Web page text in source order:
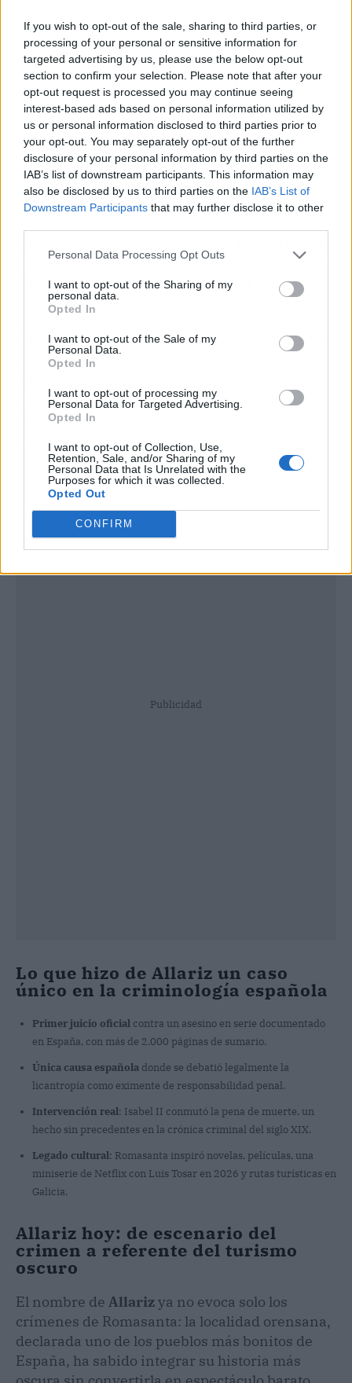
If you wish to opt-out of the sale, sharing to third parties, or
processing of your personal or sensitive information for
targeted advertising by us, please use the below opt-out
section to confirm your selection. Please note that after your
opt-out request is processed you may continue seeing
interest-based ads based on personal information utilized by
us or personal information disclosed to third parties prior to
your opt-out. You may separately opt-out of the further
disclosure of your personal information by third parties on the
IAB’s list of downstream participants. This information may
also be disclosed by us to third parties on the IAB’s List of
Downstream Participants that may further disclose it to other
Personal Data Processing Opt Outs
I want to opt-out of the Sharing of my
personal data.
Opted In
I want to opt-out of the Sale of my
Personal Data.
Opted In
I want to opt-out of processing my
Personal Data for Targeted Advertising.
Opted In
I want to opt-out of Collection, Use,
Retention, Sale, and/or Sharing of my
Personal Data that Is Unrelated with the
Purposes for which it was collected.
Opted Out
CONFIRM
animal. La intervención de Mr. Philips —y la
decisión de Isabel II de permitir su estudio—
estableció un precedente inesperado: el
sistema judicial español reconoció, aunque
fuera implícitamente, que el estado mental de
Romasantamerecía investigación científica
antes que ejecución.
El sacamantecas como mito y como
realidad
roba la grasa de los niños— existía en el folclore
gallego mucho antes deRomasanta
, pero su
caso la ancló para siempre en un nombre real.
Los investigadores modernos señalan que
Romasanta probablemente fabricaba jabón con
grasa de sus víctimas, lo que convirtió una
aterrador que los padres lo usaron durante
generaciones para asustar a sus hijos en toda la
Península.
Publicidad
Lo que hizo de Allariz un caso
único en la criminología española
Primer juicio oficial contra un asesino en serie documentado
en España, con más de 2.000 páginas de sumario.
Única causa española donde se debatió legalmente la
licantropía como eximente de responsabilidad penal.
Intervención real: Isabel II conmutó la pena de muerte, un
hecho sin precedentes en la crónica criminal del siglo XIX.
Legado cultural: Romasanta inspiró novelas, películas, una
miniserie de Netflix con Luis Tosar en 2026 y rutas turísticas en
Galicia.
Allariz hoy: de escenario del
crimen a referente del turismo
oscuro
El nombre de Allarizya no evoca solo los
crímenes de Romasanta: la localidad orensana,
declarada uno de los pueblos más bonitos de
España, ha sabido integrar su historia más